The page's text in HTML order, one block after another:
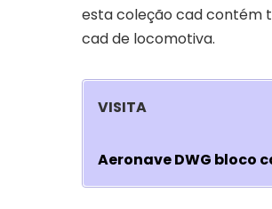
esta coleção cad contém
cad de locomotiva.
VISITA
Aeronave DWG bloco